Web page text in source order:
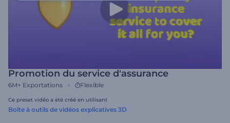
Promotion du service d'assurance
6M+ Exportations Flexible
Ce preset vidéo a été créé en utilisant
Boîte à outils de vidéos explicatives 3D